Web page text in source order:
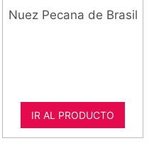
Nuez Pecana de Brasil
IR AL PRODUCTO